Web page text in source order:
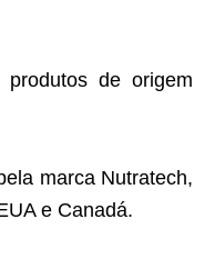
de origem
marca Nutratech,
e Canadá.